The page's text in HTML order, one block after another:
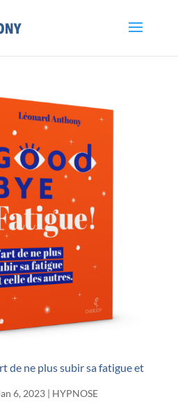
de ne plus subir sa fatigue et
6, 2023| HYPNOSE